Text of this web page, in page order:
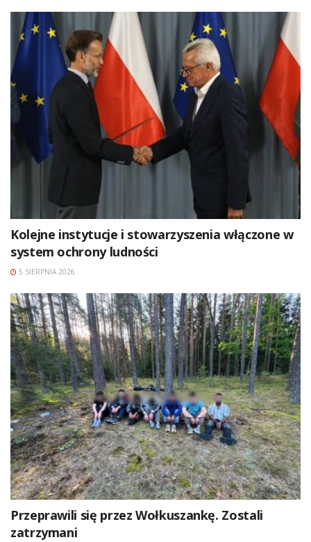
Kolejne instytucje i stowarzyszenia włączone w
system ochrony ludności
5 SIERPNIA 2026
Przeprawili się przez Wołkuszankę. Zostali
zatrzymani